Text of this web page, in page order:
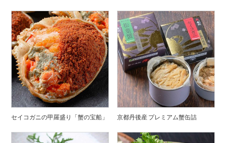
セイコガニの甲羅盛り「蟹の宝船」 京都丹後産 プレミアム蟹缶詰